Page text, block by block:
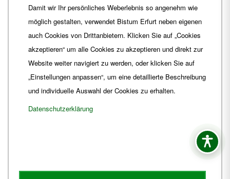
+49 361 6572-444
ordinariat Bistum-Erfurt.de
Damit wir Ihr persönliches Weberlebnis so angenehm wie
möglich gestalten, verwendet Bistum Erfurt neben eigenen
auch Cookies von Drittanbietern. Klicken Sie auf „Cookies
akzeptieren“ um alle Cookies zu akzeptieren und direkt zur
Website weiter navigiert zu werden, oder klicken Sie auf
„Einstellungen anpassen“, um eine detaillierte Beschreibung
und individuelle Auswahl der Cookies zu erhalten.
Datenschutzerklärung